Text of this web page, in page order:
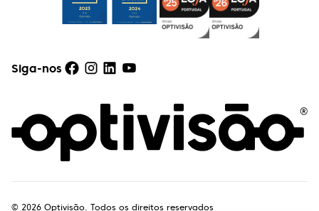
Siga-nos
© 2026 Optivisão. Todos os direitos reservados